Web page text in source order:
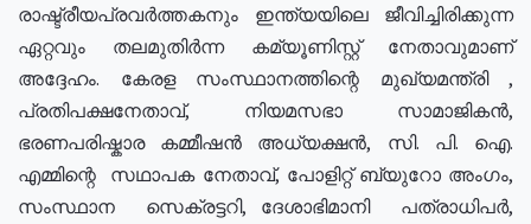
രാഷ്ട്രീയപ്രവർത്തകനും ഇന്ത്യയിലെ ജീവിച്ചിരിക്കുന്ന
ഏറ്റവും തലമുതിർന്ന കമ്യൂണിസ്റ്റ് നേതാവുമാണ്
അദ്ദേഹം. കേരള സംസ്ഥാനത്തിന്റെ മുഖ്യമന്ത്രി ,
പ്രതിപക്ഷനേതാവ്, നിയമസഭാ സാമാജികൻ,
ഭരണപരിഷ്കാര കമ്മീഷൻ അധ്യക്ഷൻ, സി. പി. ഐ.
എമ്മിന്റെ സഥാപക നേതാവ്, പോളിറ്റ് ബ്യുറോ അംഗം,
സംസ്ഥാന സെക്രട്ടറി, ദേശാഭിമാനി പത്രാധിപർ,